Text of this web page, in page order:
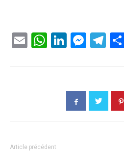
EmailWhatsApp
Article précédent